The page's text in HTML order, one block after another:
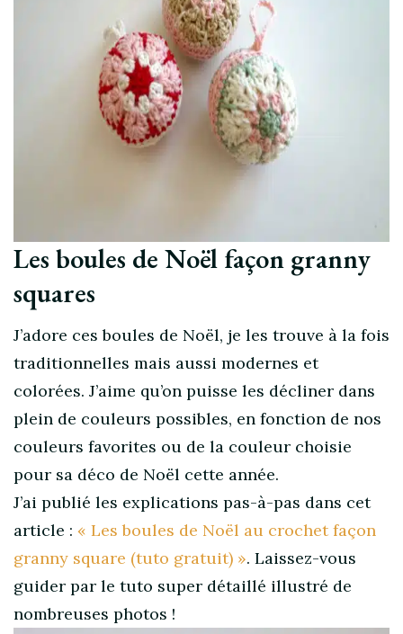
Les boules de Noël façon granny
squares
J’adore ces boules de Noël, je les trouve à la fois
traditionnelles mais aussi modernes et
colorées. J’aime qu’on puisse les décliner dans
plein de couleurs possibles, en fonction de nos
couleurs favorites ou de la couleur choisie
pour sa déco de Noël cette année.
J’ai publié les explications pas-à-pas dans cet
article : « Les boules de Noël au crochet façon
granny square (tuto gratuit) ». Laissez-vous
guider par le tuto super détaillé illustré de
nombreuses photos !